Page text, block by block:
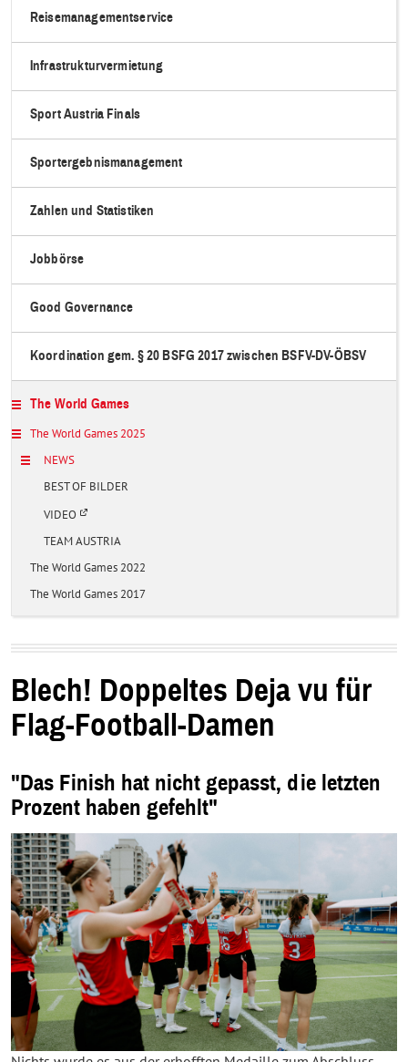
Reisemanagementservice
Infrastrukturvermietung
Sport Austria Finals
Sportergebnismanagement
Zahlen und Statistiken
Jobbörse
Good Governance
Koordination gem. § 20 BSFG 2017 zwischen BSFV-DV-ÖBSV
The World Games
The World Games 2025
NEWS
BEST OF BILDER
VIDEO
f
n
t
n
i
e
u
e
n
F
e
t
e
r
.
TEAM AUSTRIA
The World Games 2022
The World Games 2017
Blech! Doppeltes Deja vu für
Flag-Football-Damen
"Das Finish hat nicht gepasst, die letzten
Prozent haben gefehlt"